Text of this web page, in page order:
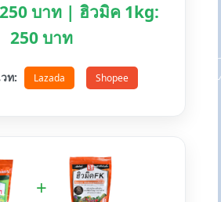
บาท | ฮิวมิค 1kg:
250 บาท
ท: Lazada Shopee
+